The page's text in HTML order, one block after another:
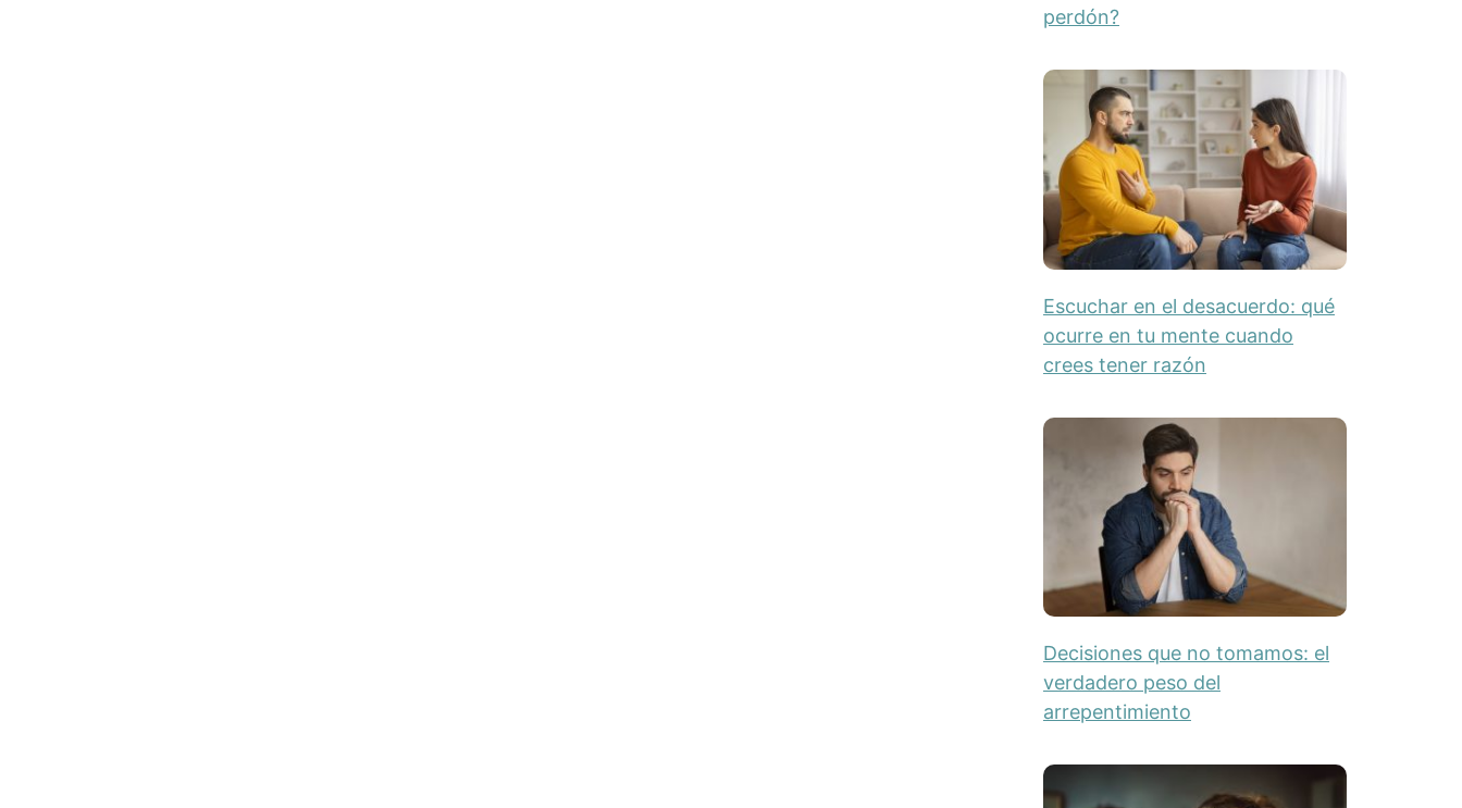
perdón?
Escuchar en el desacuerdo: qué
ocurre en tu mente cuando
crees tener razón
Decisiones que no tomamos: el
verdadero peso del
arrepentimiento